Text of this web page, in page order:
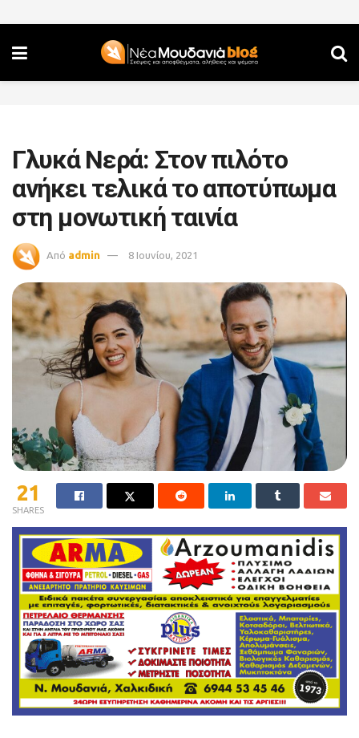
Γλυκά Νερά: Στον πιλότο
ανήκει τελικά το αποτύπωμα
στη μονωτική ταινία
Από admin 8 Ιουνίου, 2021
21
SHARES